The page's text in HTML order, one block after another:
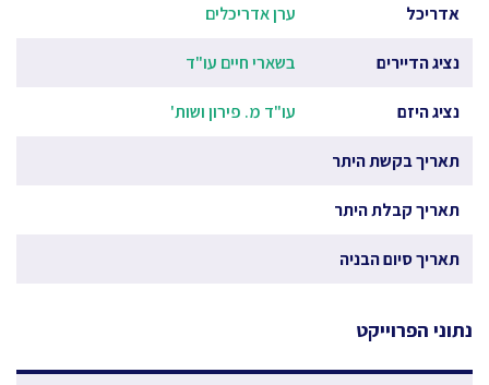
אדריכל ערן אדריכלים
נציג הדיירים בשארי חיים עו"ד
נציג היזם עו"ד מ. פירון ושות'
תאריך בקשת היתר
תאריך קבלת היתר
תאריך סיום הבניה
נתוני הפרוייקט